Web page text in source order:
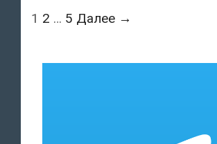
окрасились
Навигация
1 2 … 5 Далее →